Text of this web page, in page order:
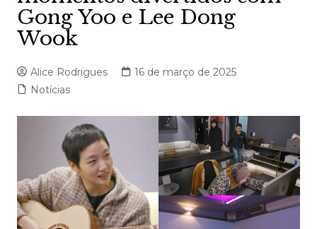
Gong Yoo e Lee Dong
Wook
Alice Rodrigues
16 de março de 2025
Notícias